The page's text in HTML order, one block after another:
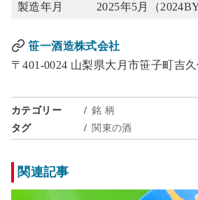
製造年月
2025年5月（2024BY
笹一酒造株式会社
〒401-0024 山梨県大月市笹子町吉
カテゴリー
銘 柄
タグ
関東の酒
関連記事